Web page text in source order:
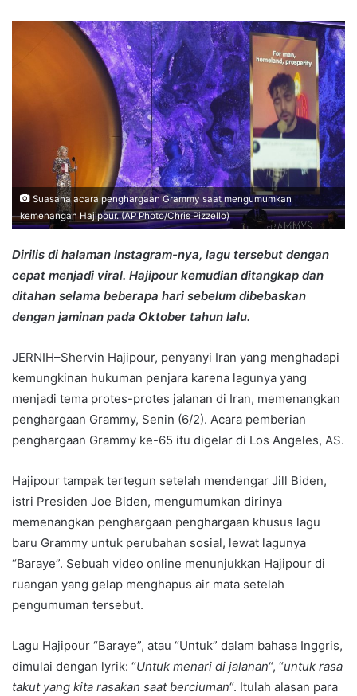
email
Suasana acara penghargaan Grammy saat mengumumkan
kemenangan Hajipour. (AP Photo/Chris Pizzello)
Dirilis di halaman Instagram-nya, lagu tersebut dengan
cepat menjadi viral. Hajipour kemudian ditangkap dan
ditahan selama beberapa hari sebelum dibebaskan
dengan jaminan pada Oktober tahun lalu.
JERNIH–Shervin Hajipour, penyanyi Iran yang menghadapi
kemungkinan hukuman penjara karena lagunya yang
menjadi tema protes-protes jalanan di Iran, memenangkan
penghargaan Grammy, Senin (6/2). Acara pemberian
penghargaan Grammy ke-65 itu digelar di Los Angeles, AS.
Hajipour tampak tertegun setelah mendengar Jill Biden,
istri Presiden Joe Biden, mengumumkan dirinya
memenangkan penghargaan penghargaan khusus lagu
baru Grammy untuk perubahan sosial, lewat lagunya
“Baraye”. Sebuah video online menunjukkan Hajipour di
ruangan yang gelap menghapus air mata setelah
pengumuman tersebut.
Lagu Hajipour “Baraye”, atau “Untuk” dalam bahasa Inggris,
dimulai dengan lyrik: “Untuk menari di jalanan“, “untuk rasa
takut yang kita rasakan saat berciuman“. Itulah alasan para